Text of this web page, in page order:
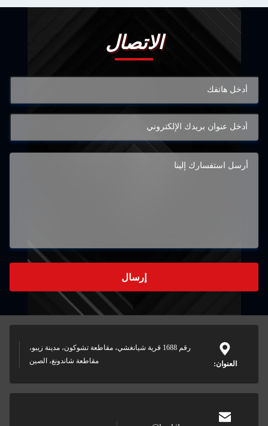
الاتصال
إرسال
العنوان:
رقم 1688 قرية شيانغشي، مقاطعة تشوكون، مدينة زيبو،
مقاطعة شاندونغ، الصين